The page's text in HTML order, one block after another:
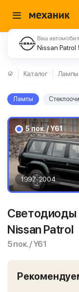
Ваш
Nissan Patrol
Каталог Лампы
Лампы
5 пок. / Y61
1997-2004
Светодиоды
Nissan Patrol
5 пок. / Y61